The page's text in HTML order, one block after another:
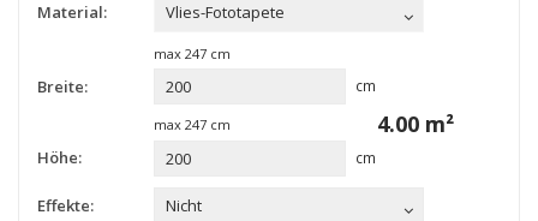
Material: Vlies-Fototapete
max 247cm
Breite: cm
max 247cm
Höhe: cm
4.00 m²
Effekte: Nicht